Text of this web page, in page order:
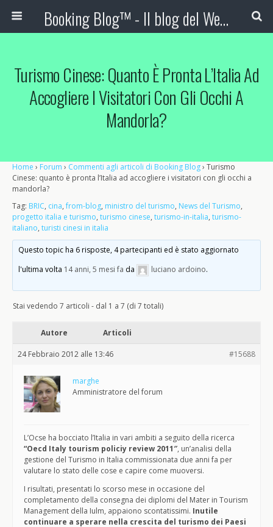
Booking Blog™ - Il blog del Web Marketing Turistico
Turismo Cinese: Quanto È Pronta L’Italia Ad
Accogliere I Visitatori Con Gli Occhi A
Mandorla?
Home › Forum › Commenti agli articoli di Booking Blog› Turismo
Cinese: quanto è pronta l’Italia ad accogliere i visitatori con gli occhi a
mandorla?
Tag: BRIC, cina,from-blog, ministro del turismo, News del Turismo,
progetto italia e turismo, turismo cinese, turismo-in-italia, turismo-
italiano, turisti cinesi in italia
Questo topic ha 6 risposte, 4 partecipanti ed è stato aggiornato
l'ultima volta 14 anni, 5 mesi fa da luciano ardoino.
Stai vedendo 7 articoli - dal 1 a 7 (di 7 totali)
Autore Articoli
24 Febbraio 2012 alle 13:46 #15688
marghe
Amministratore del forum
L’Ocse ha bocciato l’Italia in vari ambiti a seguito della ricerca
“Oecd Italy tourism policiy review 2011″, un’analisi della
gestione del Turismo in Italia commissionata due anni fa per
valutare lo stato delle cose e capire come muoversi.
I risultati, presentati lo scorso mese in occasione del
completamento della consegna dei diplomi del Mater in Tourism
Management della Iulm, appaiono scontatissimi. Inutile
continuare a sperare nella crescita del turismo dei Paesi